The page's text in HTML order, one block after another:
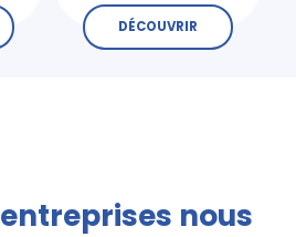
DÉCOUVRIR
entreprises nous